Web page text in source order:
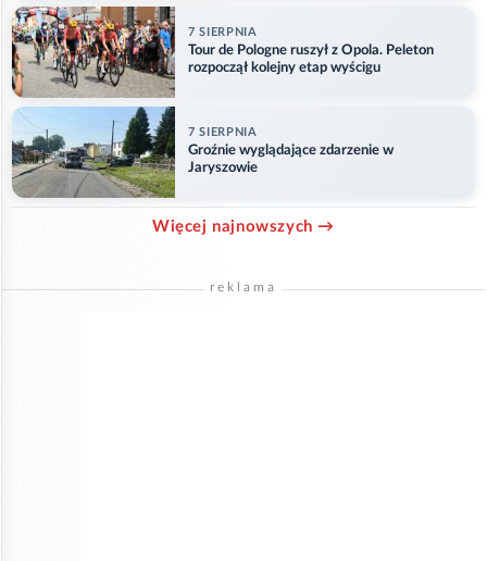
7 SIERPNIA
Tour de Pologne ruszył z Opola. Peleton
rozpoczął kolejny etap wyścigu
7 SIERPNIA
Groźnie wyglądające zdarzenie w
Jaryszowie
Więcej najnowszych →
reklama